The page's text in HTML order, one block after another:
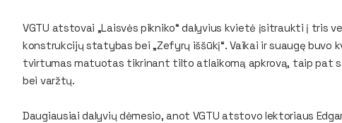
VGTU atstovai „Laisvės pikniko“ dalyvius kvietė įsitraukti į tris
konstrukcijų statybas bei „Zefyrų iššūkį“. Vaikai ir suaugę
tvirtumas matuotas tikrinant tilto atlaikomą apkrovą, taip pat
bei varžtų.
Daugiausiai dalyvių dėmesio, anot VGTU atstovo lektoriaus